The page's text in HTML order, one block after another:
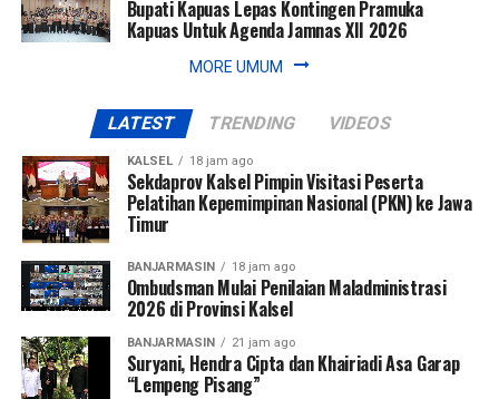
Bupati Kapuas Lepas Kontingen Pramuka
Kapuas Untuk Agenda Jamnas XII 2026
MORE UMUM
LATEST TRENDING VIDEOS
KALSEL 18 jam ago
Sekdaprov Kalsel Pimpin Visitasi Peserta
Pelatihan Kepemimpinan Nasional (PKN) ke Jawa
Timur
BANJARMASIN 18 jam ago
Ombudsman Mulai Penilaian Maladministrasi
2026 di Provinsi Kalsel
BANJARMASIN 21 jam ago
Suryani, Hendra Cipta dan Khairiadi Asa Garap
“Lempeng Pisang”